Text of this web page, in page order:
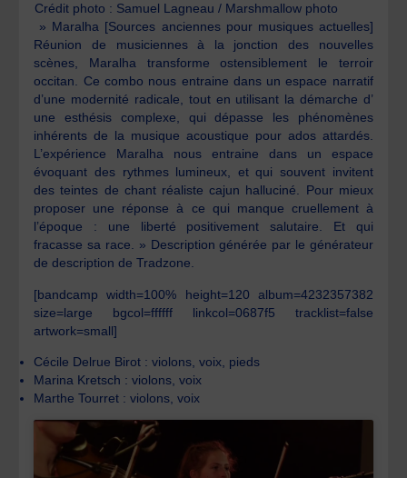
Crédit photo : Samuel Lagneau / Marshmallow photo
» Maralha [Sources anciennes pour musiques actuelles]
Réunion de musiciennes à la jonction des nouvelles
scènes, Maralha transforme ostensiblement le terroir
occitan. Ce combo nous entraine dans un espace narratif
d’une modernité radicale, tout en utilisant la démarche d’
une esthésis complexe, qui dépasse les phénomènes
inhérents de la musique acoustique pour ados attardés.
L’expérience Maralha nous entraine dans un espace
évoquant des rythmes lumineux, et qui souvent invitent
des teintes de chant réaliste cajun halluciné. Pour mieux
proposer une réponse à ce qui manque cruellement à
l’époque : une liberté positivement salutaire. Et qui
fracasse sa race. » Description générée par le générateur
de description de Tradzone.
[bandcamp width=100% height=120 album=4232357382
size=large bgcol=ffffff linkcol=0687f5 tracklist=false
artwork=small]
Cécile Delrue Birot : violons, voix, pieds
Marina Kretsch : violons, voix
Marthe Tourret : violons, voix